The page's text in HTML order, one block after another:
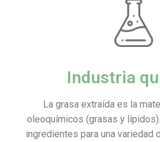
Industria
La grasa extraída es la
oleoquímicos (grasas y
ingredientes para una variedad